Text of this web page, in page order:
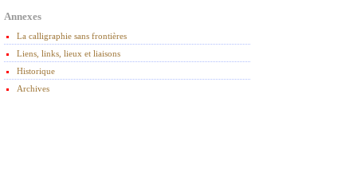
Annexes
La calligraphie sans frontières
Liens, links, lieux et liaisons
Historique
Archives